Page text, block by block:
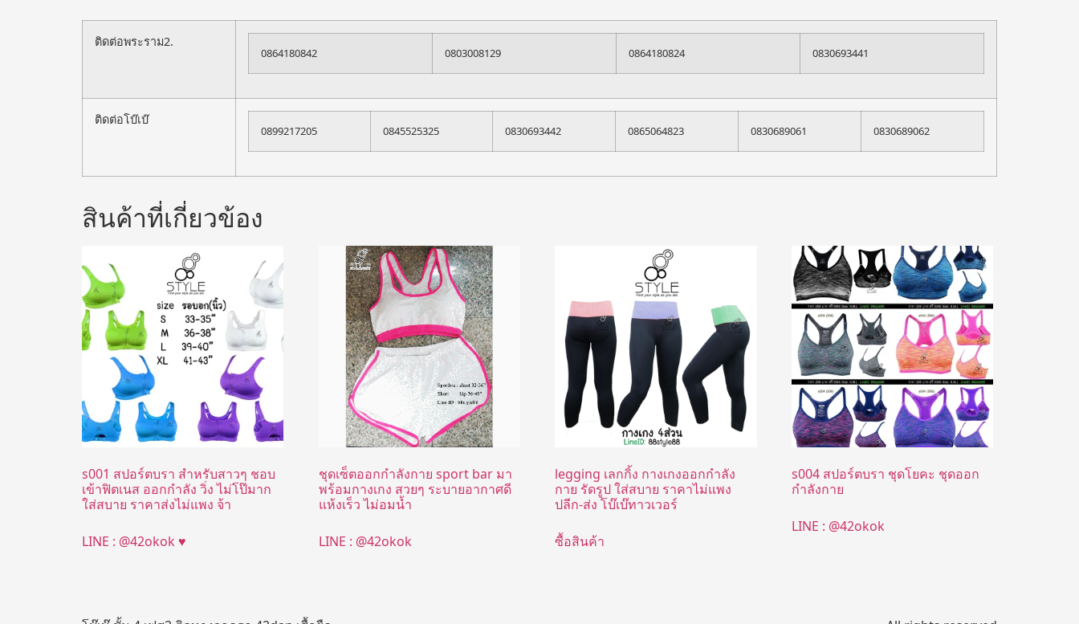
ติดต่อพระราม2.
0864180842 0803008129 0864180824 0830693441
ติดต่อโบ๊เบ๊
0899217205 0845525325 0830693442 0865064823 0830689061 0830689062
สินค้าที่เกี่ยวข้อง
s001 สปอร์ตบรา สำหรับสาวๆ ชอบ
เข้าฟิตเนส ออกกำลัง วิ่ง ไม่โป๊มาก
ใส่สบาย ราคาส่งไม่แพง จ้า
LINE : @42okok ♥
ชุดเซ็ตออกกำลังกาย sport bar มา
พร้อมกางเกง สวยๆ ระบายอากาศดี
แห้งเร็ว ไม่อมน้ำ
LINE : @42okok
legging เลกกิ้ง กางเกงออกกำลัง
กาย รัดรูป ใส่สบาย ราคาไม่แพง
ปลีก-ส่ง โบ๊เบ๊ทาวเวอร์
ซื้อสินค้า
s004 สปอร์ตบรา ชุดโยคะ ชุดออก
กำลังกาย
LINE : @42okok